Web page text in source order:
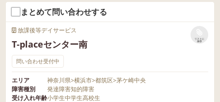
まとめて問い合わせする
放課後等デイサービス
T-placeセンター南
リストに
保存
問い合わせ受付中
エリア 神奈川県>横浜市>都筑区>茅ケ崎中央
障害種別
発達障害知的障害
受け入れ年齢小学生中学生高校生